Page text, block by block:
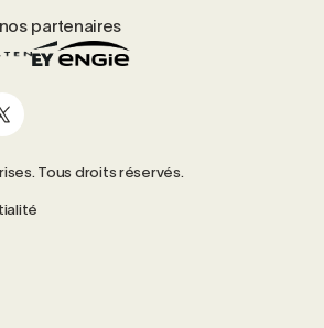
partenaires
Tous droits réservés.